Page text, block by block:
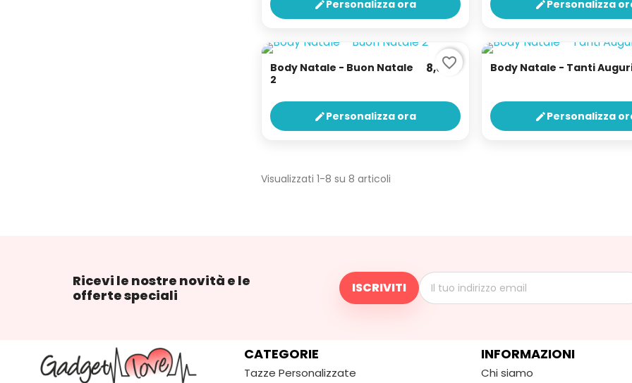
editPersonalizza ora editPersonalizza
Body Natale - Buon Natale
2
8,00 €
editPersonalizza ora
favorite_border Body Natale - Tanti
editPersonalizza
Visualizzati 1-8 su 8 articoli
Ricevi le nostre novità e le
offerte speciali
CATEGORIE
Tazze Personalizzate
INFORMAZIONI
Chi siamo